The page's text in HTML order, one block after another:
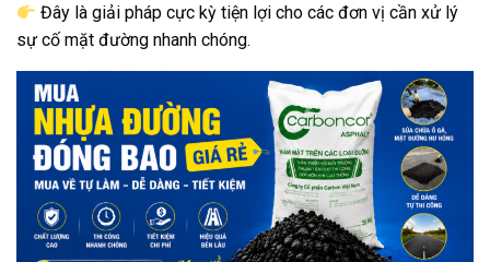
Đây là giải pháp cực kỳ tiện lợi cho các đơn vị cần xử lý
sự cố mặt đường nhanh chóng.